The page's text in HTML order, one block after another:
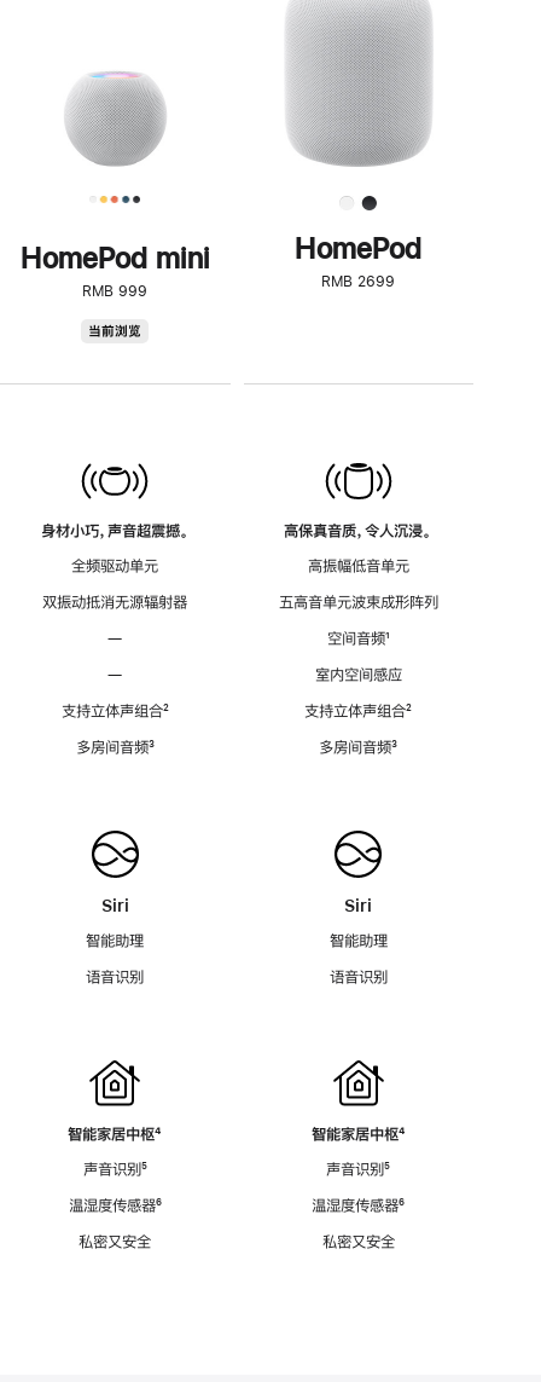
HomePod mini
RMB 999
当前浏览
身材小巧，声音超震撼。
全频驱动单元
双振动抵消无源辐射器
—
—
支持立体声组合脚
²
多房间音频脚
³
Siri
智能助理
语音识别
智能家居中枢脚
⁴
声音识别脚
⁵
温湿度传感器脚
⁶
私密又安全
了
解
HomePod<
HomePod
RMB 2699
高保真音质，令人沉浸。
高振幅低音单元
五高音单元波束成形阵列
空间音频脚
¹
室内空间感应
支持立体声组合脚
²
多房间音频脚
³
Siri
智能助理
语音识别
智能家居中枢脚
⁴
声音识别脚
⁵
温湿度传感器脚
⁶
私密又安全